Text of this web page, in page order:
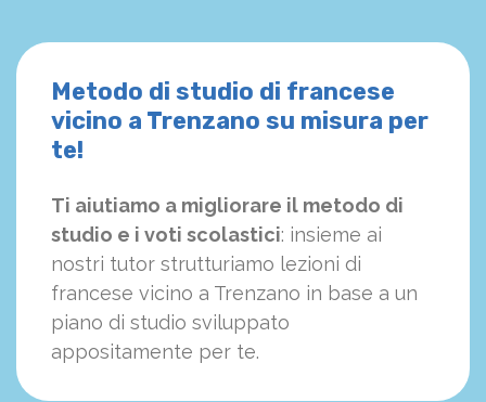
Metodo di studio di francese
vicino a Trenzano su misura per
te!
Ti aiutiamo a migliorare il metodo di
studio e i voti scolastici: insieme ai
nostri tutor strutturiamo lezioni di
francese vicino a Trenzano in base a un
piano di studio sviluppato
appositamente per te.